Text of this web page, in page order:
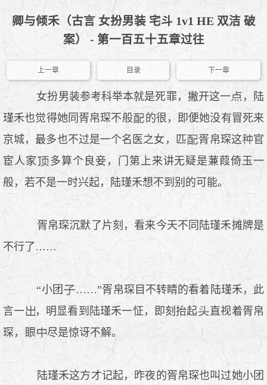
卿与倾禾（古言 女扮男装 宅斗 1v1 HE 双洁 破
案） - 第一百五十五章过往
上一章 目录 下一章
女扮男装参考科举本就是死罪，撇开这一
，陆
瑾禾也觉得她同胥帛琛不般
的很，即便她没有冒死来
京城，最多也不过是一个名医之女，匹
胥帛琛这
官
宦人家
多算个良妾，门第上来讲无疑是蒹葭倚玉一
般，若不是一时兴起，陆瑾禾想不到别的可能。
胥帛琛沉默了片刻，看来今天不同陆瑾禾摊牌是
不行了……
“小团
……”胥帛琛目不转睛的看着陆瑾禾，此
言一
，明显看到陆瑾禾一怔，即刻抬起
直视着胥帛
琛，
尽是惊讶不解。
陆瑾禾这方才记起，昨夜的胥帛琛也叫过她小团